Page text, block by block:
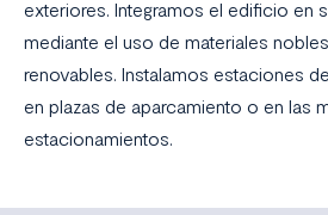
exteriores. Integramos el edificio en
mediante el uso de materiales
renovables. Instalamos estaciones
en plazas de aparcamiento o en las
estacionamientos.